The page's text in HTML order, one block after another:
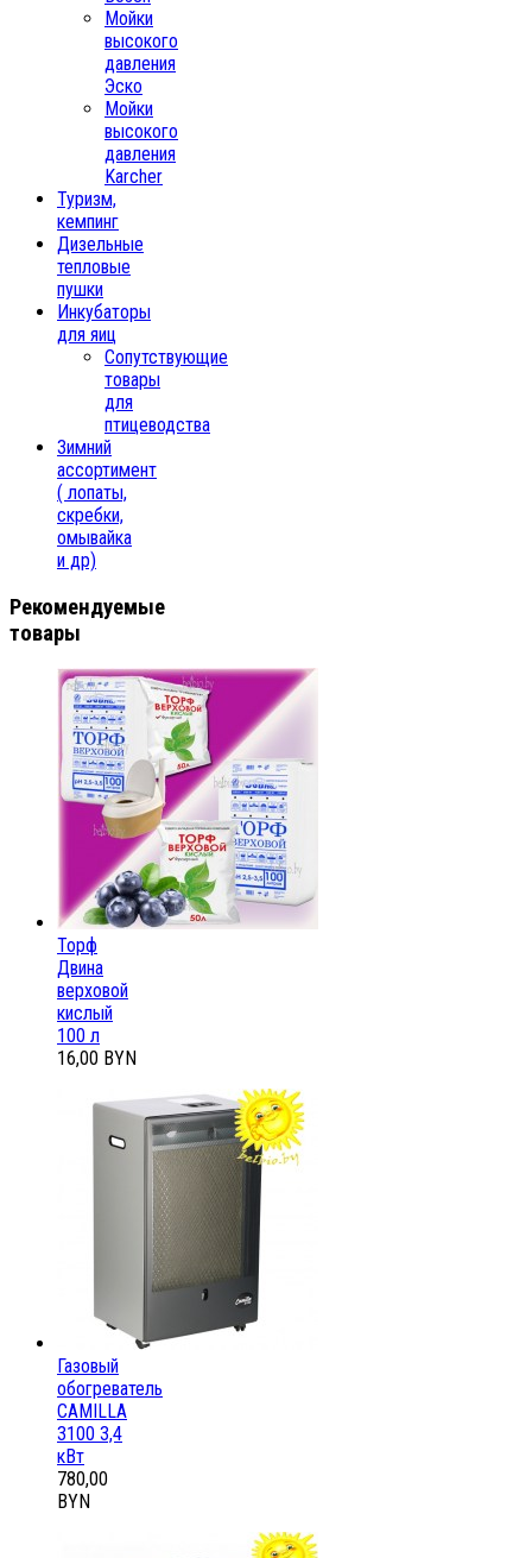
Мойки
высокого
давления
Эско
Мойки
высокого
давления
Karcher
Туризм,
кемпинг
Дизельные
тепловые
пушки
Инкубаторы
для яиц
Сопутствующие
товары
для
птицеводства
Зимний
ассортимент
( лопаты,
скребки,
омывайка
и др)
Рекомендуемые
товары
Торф
Двина
верховой
кислый
100 л
16,00 BYN
Газовый
обогреватель
CAMILLA
3100 3,4
кВт
780,00
BYN